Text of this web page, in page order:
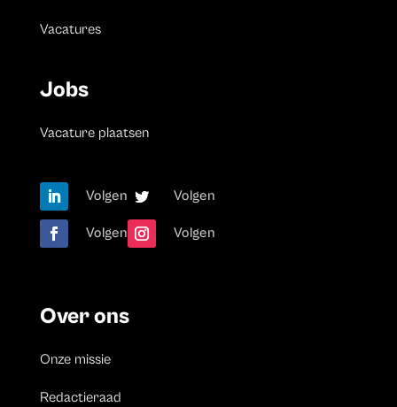
Vacatures
Jobs
Vacature plaatsen
Volgen Volgen
Volgen Volgen
Over ons
Onze missie
Redactieraad